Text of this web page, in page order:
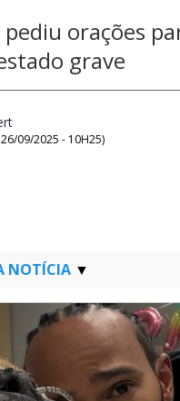
orações
grave
26/09/2025 - 10H25)
NOTÍCIA